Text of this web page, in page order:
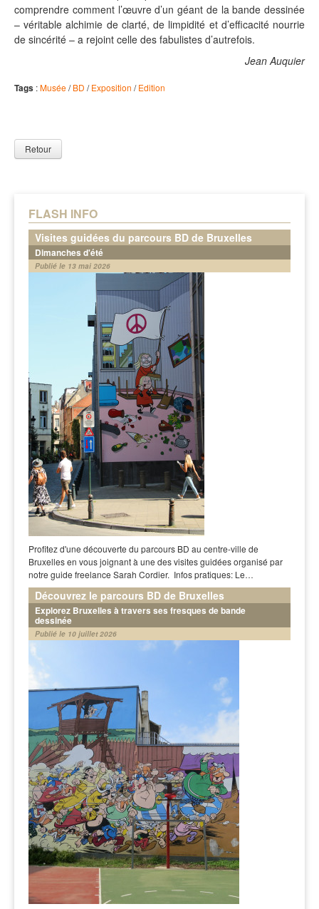
FLASH INFO
Visites guidées du parcours BD de Bruxelles
Dimanches d'été
Publié le 13 mai 2026
Profitez d'une découverte du parcours BD au centre-ville de
Bruxelles en vous joignant à une des visites guidées organisé par
notre guide freelance Sarah Cordier. Infos pratiques: Le…
Découvrez le parcours BD de Bruxelles
Explorez Bruxelles à travers ses fresques de bande
dessinée
Publié le 10 juillet 2026
comprendre comment l’œuvre d’un géant de la bande dessinée
– véritable alchimie de clarté, de limpidité et d’efficacité nourrie
de sincérité – a rejoint celle des fabulistes d’autrefois.
Jean Auquier
Tags :Musée/BD /Exposition /Edition
Retour